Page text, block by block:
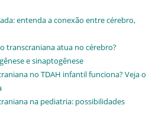
entenda a conexão entre cérebro,
transcraniana atua no cérebro?
e sinaptogênese
no TDAH infantil funciona? Veja o
na pediatria: possibilidades